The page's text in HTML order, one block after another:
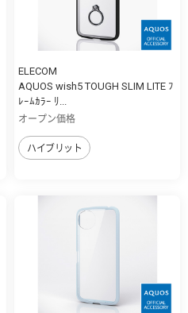
ELECOM
AQUOS wish5 TOUGH SLIM LITE ﾌ
ﾚｰﾑｶﾗｰ ﾘ...
オープン価格
ハイブリット